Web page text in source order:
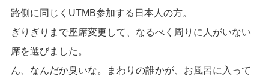
路側に同じくUTMB参加する日本人の方。
ぎりぎりまで座席変更して、なるべく周りに人がいない
席を選びました。
ん、なんだか臭いな。まわりの誰かが、お風呂に入って